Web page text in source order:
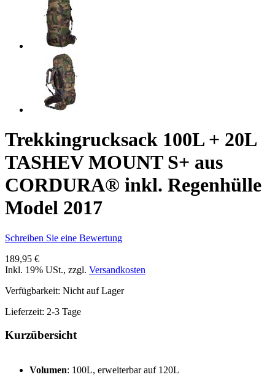
Trekkingrucksack 100L + 20L
TASHEV MOUNT S+ aus
CORDURA® inkl. Regenhülle
Model 2017
Schreiben Sie eine Bewertung
189,95 €
Inkl. 19% USt., zzgl. Versandkosten
Verfügbarkeit: Nicht auf Lager
Lieferzeit: 2-3 Tage
Kurzübersicht
Volumen: 100L, erweiterbar auf 120L